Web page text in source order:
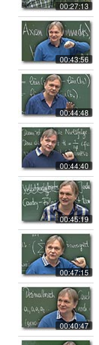
00:27:13
00:43:56
00:44:48
00:44:40
00:45:19
00:47:15
00:40:47